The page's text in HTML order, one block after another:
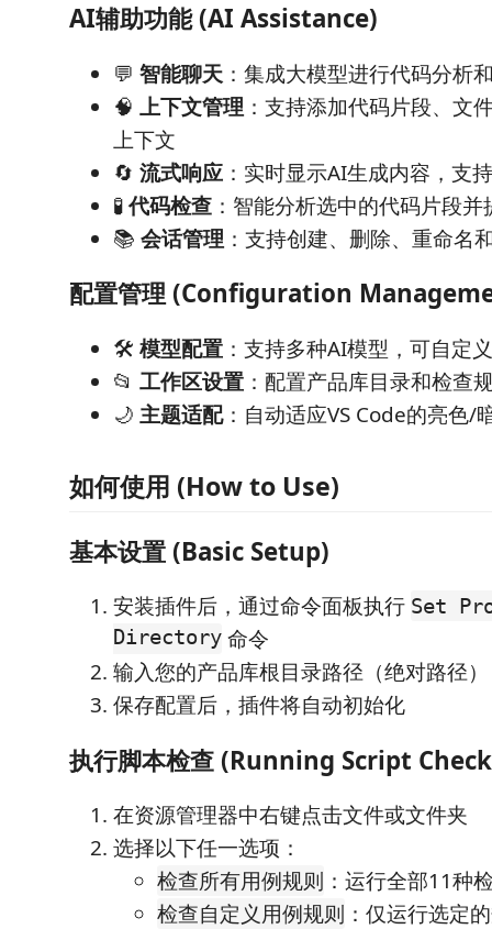
AI辅助功能 (AI Assistance)
💬 智能聊天 ：集成大模型进行代码分析
🧠 上下文管理 ：支持添加代码片段、文
上下文
🔄 流式响应 ：实时显示AI生成内容，支
🧪代码检查 ：智能分析选中的代码片段
📚 会话管理 ：支持创建、删除、重命名
配置管理 (Configuration
🛠️ 模型配置 ：支持多种AI模型，可自定
📂 工作区设置 ：配置产品库目录和检查
🌙 主题适配：自动适应VS Code的亮色/
如何使用 (How to Use)
基本设置 (Basic Setup)
安装插件后，通过命令面板执行 Set
Directory命令
输入您的产品库根目录路径（绝对路径）
保存配置后，插件将自动初始化
执行脚本检查 (Running Script
在资源管理器中右键点击文件或文件夹
选择以下任一选项：
检查所有用例规则 ：运行全部11种
检查自定义用例规则 ：仅运行选定